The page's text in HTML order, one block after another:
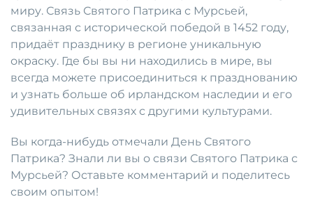
миру. Связь Святого Патрика с Мурсьей,
связанная с исторической победой в 1452 году,
придаёт празднику в регионе уникальную
окраску. Где бы вы ни находились в мире, вы
всегда можете присоединиться к празднованию
и узнать больше об ирландском наследии и его
удивительных связях с другими культурами.
Вы когда-нибудь отмечали День Святого
Патрика? Знали ли вы о связи Святого Патрика с
Мурсьей? Оставьте комментарий и поделитесь
своим опытом!